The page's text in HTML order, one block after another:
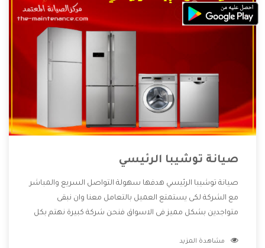
صيانة توشيبا الرئيسي
صيانة توشيبا الرئيسي هدفها سهولة التواصل السريع والمباشر
مع الشركة لكى يستمتع العميل بالتعامل معنا وان نبقى
متواجدين بشكل مميز فى الاسواق فنحن شركة كبيرة نهتم بكل
الشركة بها والتى تكون منها خدمة الصيانة التى تكون من أهم
مشاهدة المزيد